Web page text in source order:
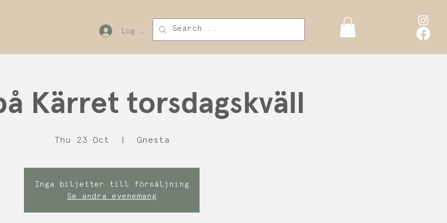
Log In
Kärret torsdagskväll
Thu 23 Oct Gnesta
Inga biljetter till försäljning
Se andra evenemang